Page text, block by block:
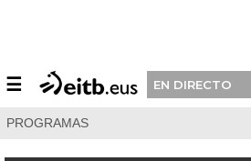
☰ EN DIRECTO
PROGRAMAS